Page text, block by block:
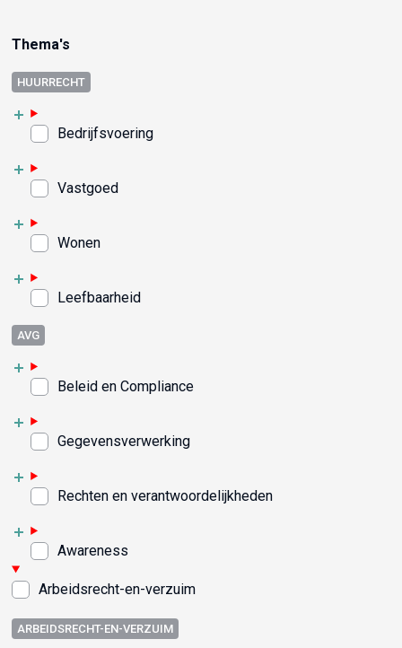
Thema's
HUURRECHT
Bedrijfsvoering
Vastgoed
Wonen
Leefbaarheid
AVG
Beleid en Compliance
Gegevensverwerking
Rechten en verantwoordelijkheden
Awareness
Arbeidsrecht-en-verzuim
ARBEIDSRECHT-EN-VERZUIM